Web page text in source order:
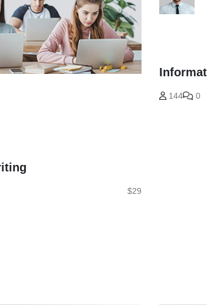
$29
144 0